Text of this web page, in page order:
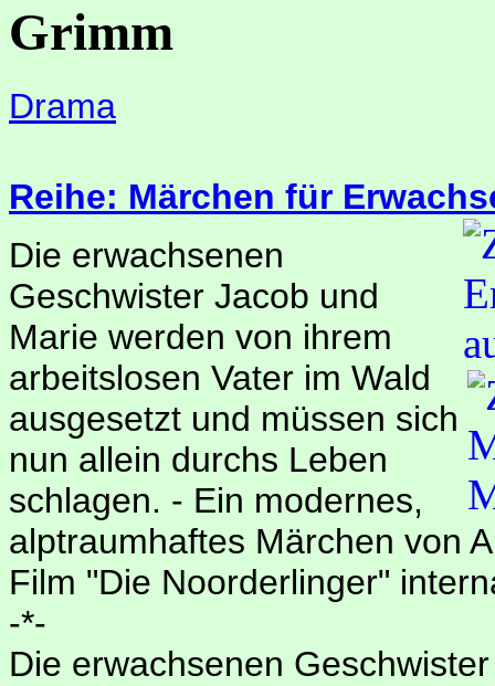
Grimm
Drama
Reihe: Märchen für
Die erwachsenen
Geschwister Jacob und
Marie werden von ihrem
arbeitslosen Vater im Wald
ausgesetzt und müssen sich
nun allein durchs Leben
schlagen. - Ein modernes,
alptraumhaftes Märchen von
Film "Die Noorderlinger"
-*-
Die erwachsenen